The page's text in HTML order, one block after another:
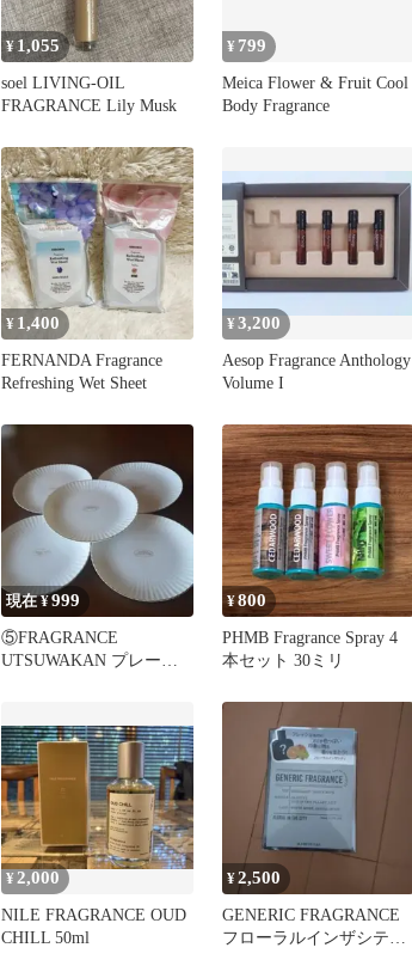
¥1,055
soel LIVING-OIL
FRAGRANCE Lily Musk
¥ 799
Meica Flower & Fruit Cool
Body Fragrance
¥ 1,400
FERNANDA Fragrance
Refreshing Wet Sheet
¥3,200
Aesop Fragrance Anthology
Volume I
現在 ¥999
⑤FRAGRANCE
UTSUWAKAN プレー
¥800
PHMB Fragrance Spray 4
本セット 30ミリ
¥ 2,000
NILE FRAGRANCE OUD
CHILL 50ml
¥2,500
GENERIC FRAGRANCE
フローラルインザシティ